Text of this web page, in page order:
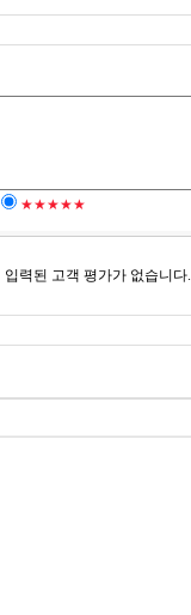
★★★★★
입력된 고객 평가가 없습니다.